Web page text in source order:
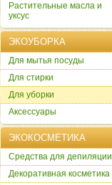
Растительные масла и
уксус
ЭКОУБОРКА
Для мытья посуды
Для стирки
Для уборки
Аксессуары
ЭКОКОСМЕТИКА
Cредства для депиляции
Декоративная косметика